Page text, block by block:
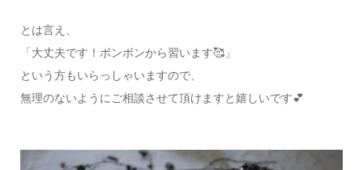
とは言え、
「大丈夫です！ボンボンから習います🥰」
という方もいらっしゃいますので、
無理のないようにご相談させて頂けますと嬉しいです💕